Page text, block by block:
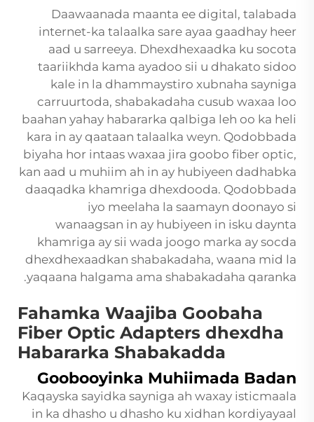
Daawaanada maanta ee digital, talabada
internet-ka talaalka sare ayaa gaadhay heer
aad u sarreeya. Dhexdhexaadka ku socota
taariikhda kama ayadoo sii u dhakato sidoo
kale in la dhammaystiro xubnaha sayniga
carruurtoda, shabakadaha cusub waxaa loo
baahan yahay habararka qalbiga leh oo ka heli
kara in ay qaataan talaalka weyn. Qodobbada
biyaha hor intaas waxaa jira goobo fiber optic,
kan aad u muhiim ah in ay hubiyeen dadhabka
daaqadka khamriga dhexdooda. Qodobbada
iyo meelaha la saamayn doonayo si
wanaagsan in ay hubiyeen in isku daynta
khamriga ay sii wada joogo marka ay socda
dhexdhexaadkan shabakadaha, waana mid la
yaqaana halgama ama shabakadaha qaranka.
Fahamka Waajiba Goobaha
Fiber Optic Adapters dhexdha
Habararka Shabakadda
Goobooyinka Muhiimada Badan
Kaqayska sayidka sayniga ah waxay isticmaala
in ka dhasho u dhasho ku xidhan kordiyayaal